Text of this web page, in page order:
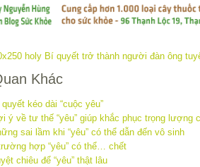
Khác
quyết kéo dài “cuộc yêu”
ý về tư thế “yêu” giúp khắc phục trọng lượng
sai lầm khi “yêu” có thể dẫn đến vô sinh
hợp “yêu” có thể… chết
chiêu để “yêu” thật lâu